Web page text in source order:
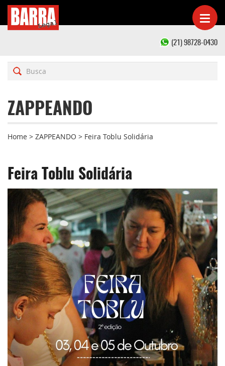
(21) 98728-0430
ZAPPEANDO
Home > ZAPPEANDO > Feira Toblu Solidária
Feira Toblu Solidária